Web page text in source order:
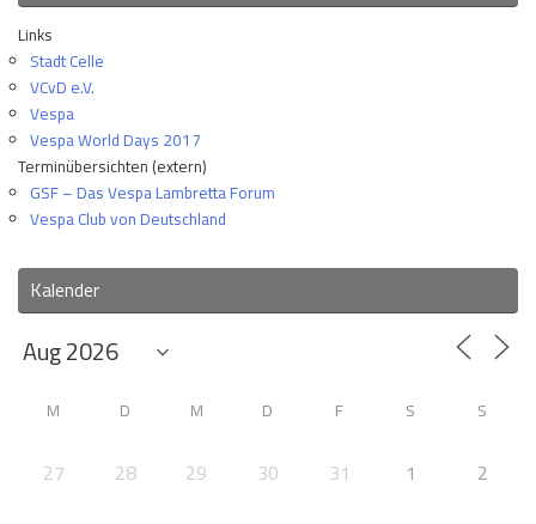
Links
Stadt Celle
VCvD e.V.
Vespa
Vespa World Days 2017
Terminübersichten (extern)
GSF – Das Vespa Lambretta Forum
Vespa Club von Deutschland
Kalender
M D M D F S S
27 28 29 30 31 1 2